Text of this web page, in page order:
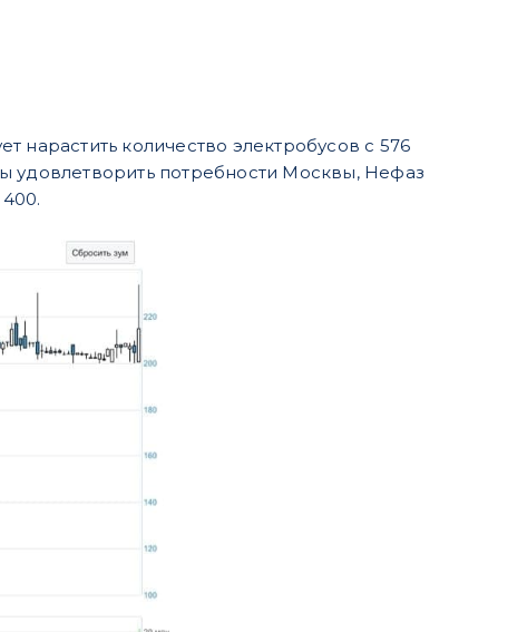
нарастить количество электробусов с 576
удовлетворить потребности Москвы, Нефаз